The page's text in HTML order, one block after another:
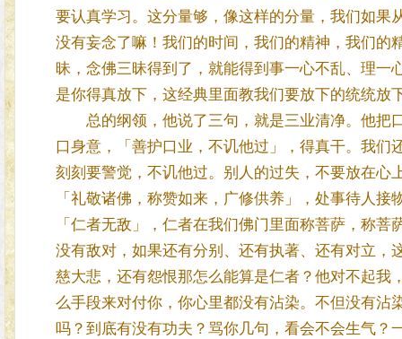
要认真学习。这分量够，像这样的分量，我们如果
没有妄念了嘛！我们的时间，我们的精神，我们的
昧，念佛三昧得到了，就能得到事一心不乱、理
是你得真放下，这经典里面教我们要放下的统统放
总的纲领，他说了三句，就是三业清净。他把
口身意，「善护口业，不讥他过」，得真干。我
刻刻要警觉，不讥他过。别人的过失，不要放在心
「礼敬诸佛，称赞如来，广修供养」，处事待人
「仁者无敌」，仁者在我们佛门里面称菩萨，称
没有敌对，如果还有分别、还有执著、还有对立，
慈大悲，还有怨恨那怎么能算是仁者？他对不起我
么手段来对付你，你心里都没有沾染。不但没有沾
吗？到底有没有功夫？骂你几句，看会不会生气？